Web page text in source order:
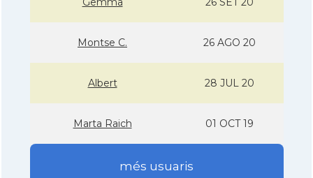
Montse C. 26 AGO 20
Albert 28 JUL 20
Marta Raich 01 OCT 19
més usuaris